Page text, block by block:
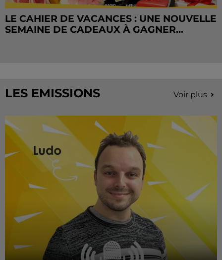
LE CAHIER DE VACANCES : UNE NOUVELLE
SEMAINE DE CADEAUX À GAGNER...
LES EMISSIONS Voir plus